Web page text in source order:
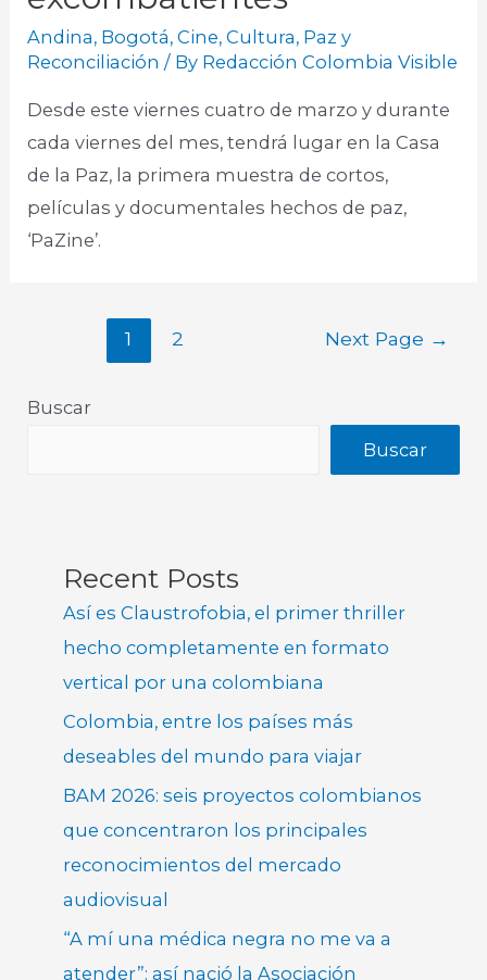
Andina, Bogotá,Cine,Cultura, Paz y
Reconciliación / By Redacción Colombia Visible
Desde este viernes cuatro de marzo y durante
cada viernes del mes, tendrá lugar en la Casa
de la Paz, la primera muestra de cortos,
películas y documentales hechos de paz,
‘PaZine’.
1 2 Next Page →
Buscar
Buscar
Recent Posts
Así es Claustrofobia, el primer thriller
hecho completamente en formato
vertical por una colombiana
Colombia, entre los países más
deseables del mundo para viajar
BAM 2026: seis proyectos colombianos
que concentraron los principales
reconocimientos del mercado
audiovisual
“A mí una médica negra no me va a
atender”: así nació la Asociación